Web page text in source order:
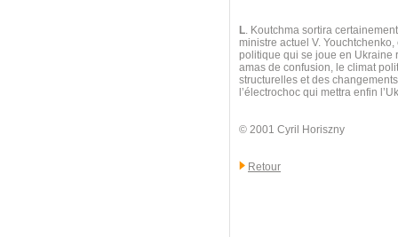
L. Koutchma sortira
ministre actuel V.
politique qui se joue en Ukraine
amas de confusion, le climat
structurelles et des
l’électrochoc qui mettra enfin
© 2001 Cyril Horiszny
Retour